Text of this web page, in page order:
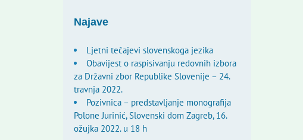
Najave
Ljetni tečajevi slovenskoga jezika
Obavijest o raspisivanju redovnih izbora
za Državni zbor Republike Slovenije – 24.
travnja 2022.
Pozivnica – predstavljanje monografija
Polone Jurinić, Slovenski dom Zagreb, 16.
ožujka 2022. u 18 h